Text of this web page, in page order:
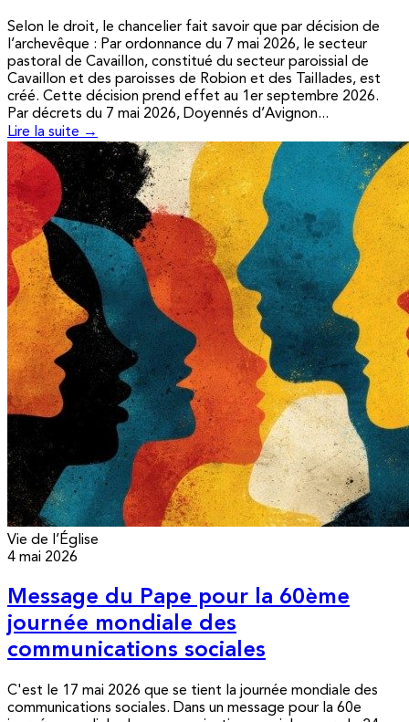
Selon le droit, le chancelier fait savoir que par décision de
l’archevêque : Par ordonnance du 7 mai 2026, le secteur
pastoral de Cavaillon, constitué du secteur paroissial de
Cavaillon et des paroisses de Robion et des Taillades, est
créé. Cette décision prend effet au 1er septembre 2026.
Par décrets du 7 mai 2026, Doyennés d’Avignon...
Lire la suite →
Vie de l’Église
4 mai 2026
Message du Pape pour la 60ème
journée mondiale des
communications sociales
C'est le 17 mai 2026 que se tient la journée mondiale des
communications sociales. Dans un message pour la 60e